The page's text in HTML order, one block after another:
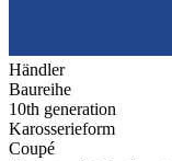
Händler
Baureihe
10th generation
Karosserieform
Coupé